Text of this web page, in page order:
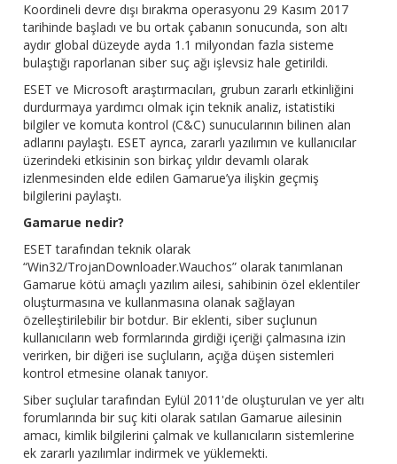
Koordineli devre dışı bırakma operasyonu 29 Kasım 2017
tarihinde başladı ve bu ortak çabanın sonucunda, son altı
aydır global düzeyde ayda 1.1 milyondan fazla sisteme
bulaştığı raporlanan siber suç ağı işlevsiz hale getirildi.
ESET ve Microsoft araştırmacıları, grubun zararlı etkinliğini
durdurmaya yardımcı olmak için teknik analiz, istatistiki
bilgiler ve komuta kontrol (C&C) sunucularının bilinen alan
adlarını paylaştı. ESET ayrıca, zararlı yazılımın ve kullanıcılar
üzerindeki etkisinin son birkaç yıldır devamlı olarak
izlenmesinden elde edilen Gamarue’ya ilişkin geçmiş
bilgilerini paylaştı.
Gamarue nedir?
ESET tarafından teknik olarak
“Win32/TrojanDownloader.Wauchos” olarak tanımlanan
Gamarue kötü amaçlı yazılım ailesi, sahibinin özel eklentiler
oluşturmasına ve kullanmasına olanak sağlayan
özelleştirilebilir bir botdur. Bir eklenti, siber suçlunun
kullanıcıların web formlarında girdiği içeriği çalmasına izin
verirken, bir diğeri ise suçluların, açığa düşen sistemleri
kontrol etmesine olanak tanıyor.
Siber suçlular tarafından Eylül 2011'de oluşturulan ve yer altı
forumlarında bir suç kiti olarak satılan Gamarue ailesinin
amacı, kimlik bilgilerini çalmak ve kullanıcıların sistemlerine
ek zararlı yazılımlar indirmek ve yüklemekti.